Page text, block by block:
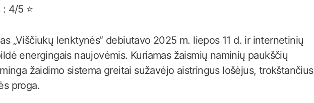
4/5 ⭐
„Viščiukų lenktynės“ debiutavo 2025 m. liepos 11 d. ir internetinių
energingais naujovėmis. Kuriamas žaismių naminių paukščių
žaidimo sistema greitai sužavėjo aistringus lošėjus, trokštančius
proga.